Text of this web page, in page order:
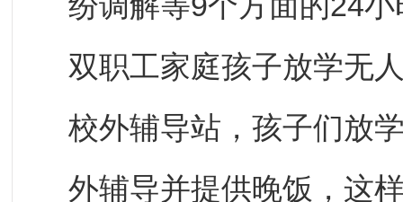
双职工家庭孩子放学无
校外辅导站，孩子们放
外辅导并提供晚饭，这